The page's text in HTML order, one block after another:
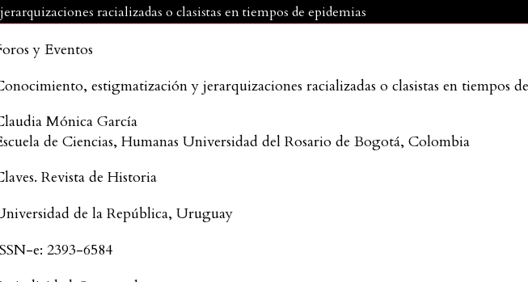
racializadas o clasistas en tiempos de epidemias